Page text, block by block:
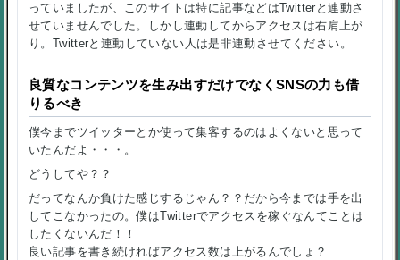
っていましたが、このサイトは特に記事などはTwitterと連動さ
せていませんでした。しかし連動してからアクセスは右肩上が
り。Twitterと連動していない人は是非連動させてください。
良質なコンテンツを生み出すだけでなくSNSの力も借
りるべき
僕今までツイッターとか使って集客するのはよくないと思って
いたんだよ・・・。
どうしてや？？
だってなんか負けた感じするじゃん？？だから今までは手を出
してこなかったの。僕はTwitterでアクセスを稼ぐなんてことは
したくないんだ！！
良い記事を書き続ければアクセス数は上がるんでしょ？